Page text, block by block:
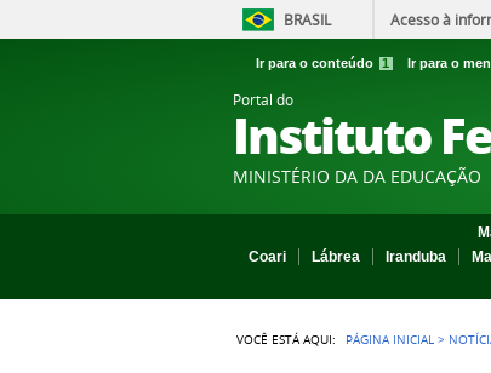
BRASIL Acesso à
Ir para o conteúdo 1 Ir para o
Portal do
Instituto
MINISTÉRIO DA DA EDUCAÇÃO
Coari
Lábrea Iranduba
VOCÊ ESTÁ AQUI: PÁGINA INICIAL >